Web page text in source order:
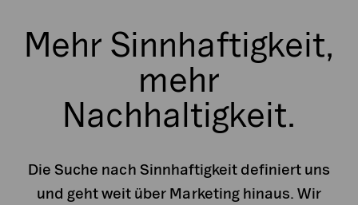
Mehr Sinnhaftigkeit,
mehr
Nachhaltigkeit.
Die Suche nach Sinnhaftigkeit definiert uns
und geht weit über Marketing hinaus. Wir